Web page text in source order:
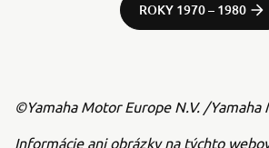
ROKY 1970 – 1980
©Yamaha Motor Europe N.V. /Yamaha
Informácie ani obrázky na týchto